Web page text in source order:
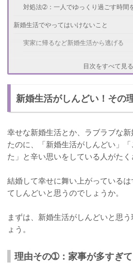
対処法➁：一人でゆっくり過ごす時間
新婚生活でやってはいけないこと
実家に帰るなど新婚生活から逃げる
夫婦で家事を分担する
自分だけの時間を大事にする
しんどい気持ちを溜めないように！
目次をすべて見る
新婚生活がしんどい！その
幸せな新婚生活とか、ラブラブな
たのに、「新婚生活がしんどい」
た」と辛い思いをしている人がたく
結婚して幸せに舞い上がっている
てしんどいと思うのでしょうか。
まずは、新婚生活がしんどいと思
ょう。
理由その➀：家事が多すぎ